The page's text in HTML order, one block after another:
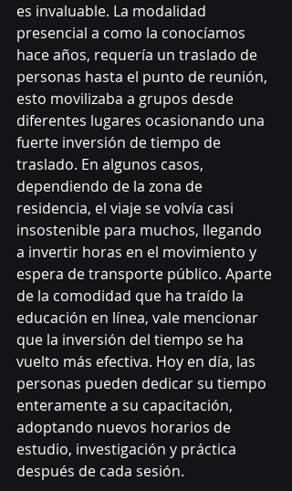
es invaluable. La modalidad
presencial a como la conocíamos
hace años, requería un traslado de
personas hasta el punto de reunión,
esto movilizaba a grupos desde
diferentes lugares ocasionando una
fuerte inversión de tiempo de
traslado. En algunos casos,
dependiendo de la zona de
residencia, el viaje se volvía casi
insostenible para muchos, llegando
a invertir horas en el movimiento y
espera de transporte público. Aparte
de la comodidad que ha traído la
educación en línea, vale mencionar
que la inversión del tiempo se ha
vuelto más efectiva. Hoy en día, las
personas pueden dedicar su tiempo
enteramente a su capacitación,
adoptando nuevos horarios de
estudio, investigación y práctica
después de cada sesión.